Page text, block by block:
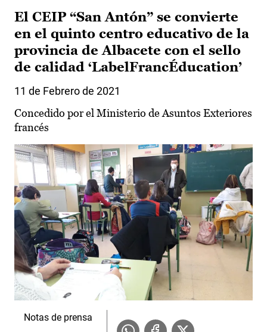
El CEIP “San Antón” se convierte
en el quinto centro educativo de la
provincia de Albacete con el sello
de calidad ‘LabelFrancÉducation’
11 de Febrero de 2021
Concedido por el Ministerio de Asuntos Exteriores
francés
Notas de prensa